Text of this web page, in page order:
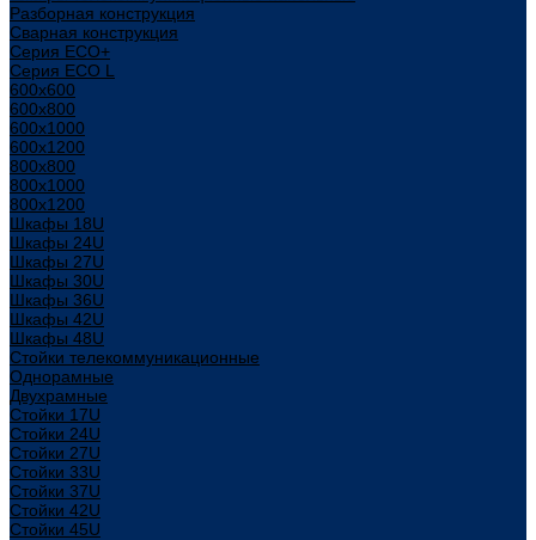
Разборная конструкция
Сварная конструкция
Серия ECO+
Серия ECO L
600x600
600x800
600х1000
600х1200
800x800
800х1000
800х1200
Шкафы 18U
Шкафы 24U
Шкафы 27U
Шкафы 30U
Шкафы 36U
Шкафы 42U
Шкафы 48U
Стойки телекоммуникационные
Однорамные
Двухрамные
Стойки 17U
Стойки 24U
Стойки 27U
Стойки 33U
Стойки 37U
Стойки 42U
Стойки 45U